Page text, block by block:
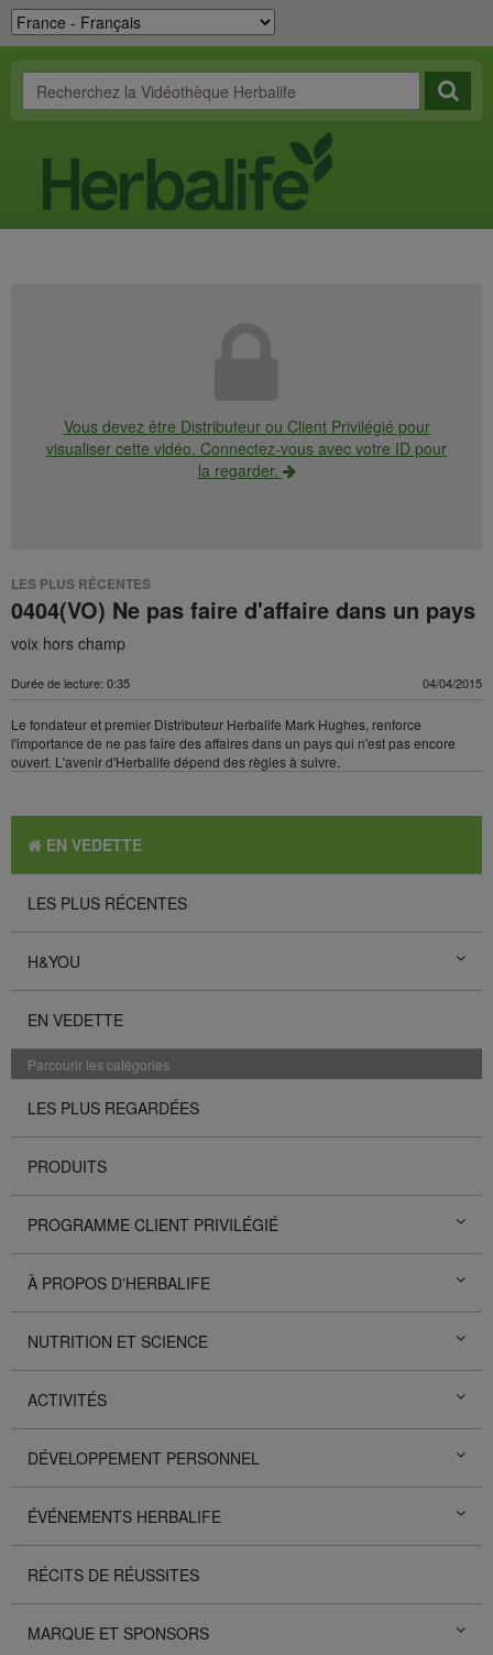
Vous devez être Distributeur ou Client Privilégié pour
visualiser cette vidéo. Connectez-vous avec votre ID pour
la regarder.
LES PLUS RÉCENTES
0404(VO) Ne pas faire d'affaire dans un pays
voix hors champ
Durée de lecture: 0:35 04/04/2015
Le fondateur et premier Distributeur Herbalife Mark Hughes, renforce
l'importance de ne pas faire des affaires dans un pays qui n'est pas encore
ouvert. L'avenir d'Herbalife dépend des règles à suivre.
EN VEDETTE
LES PLUS RÉCENTES
H&YOU
EN VEDETTE
Parcourir les catégories
LES PLUS REGARDÉES
PRODUITS
PROGRAMME CLIENT PRIVILÉGIÉ
À PROPOS D'HERBALIFE
NUTRITION ET SCIENCE
ACTIVITÉS
DÉVELOPPEMENT PERSONNEL
ÉVÉNEMENTS HERBALIFE
RÉCITS DE RÉUSSITES
MARQUE ET SPONSORS